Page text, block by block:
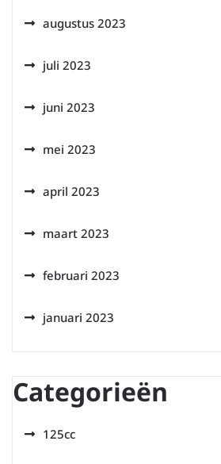
augustus 2023
juli 2023
juni 2023
mei 2023
april 2023
maart 2023
februari 2023
januari 2023
Categorieën
125cc